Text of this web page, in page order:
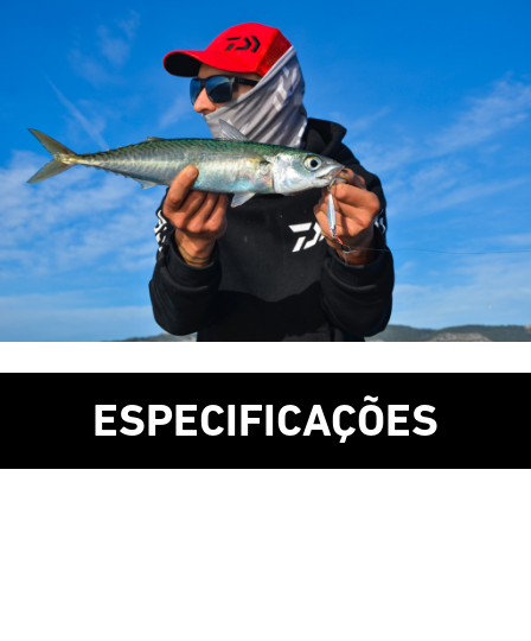
ESPECIFICAÇÕES